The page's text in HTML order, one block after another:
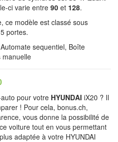
ci varie entre 90 et 128.
ce modèle est classé sous
portes.
sequentiel, Boîte
manuelle
pour votre HYUNDAI iX20 ? Il
! Pour cela, bonus.ch,
vous donne la possibilité de
voiture tout en vous permettant
adaptée à votre HYUNDAI